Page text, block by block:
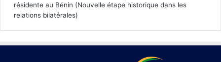
résidente au Bénin (Nouvelle étape historique dans les
relations bilatérales)